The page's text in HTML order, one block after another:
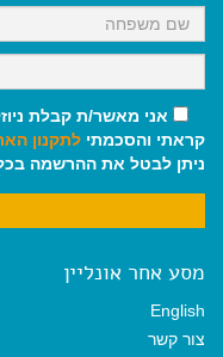
אני מאשר/ת קבלת
קראתי והסכמתי לתקנון
ניתן לבטל את ההרשמה
מסע אחר אונליין
English
צור קשר